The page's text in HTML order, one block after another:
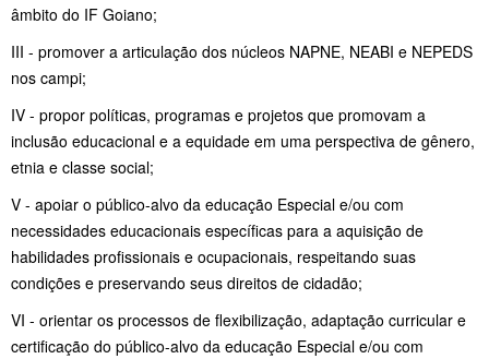
âmbito do IF Goiano;
III - promover a articulação dos núcleos NAPNE, NEABI e NEPEDS
nos campi;
IV - propor políticas, programas e projetos que promovam a
inclusão educacional e a equidade em uma perspectiva de gênero,
etnia e classe social;
V - apoiar o público-alvo da educação Especial e/ou com
necessidades educacionais específicas para a aquisição de
habilidades profissionais e ocupacionais, respeitando suas
condições e preservando seus direitos de cidadão;
VI - orientar os processos de flexibilização, adaptação curricular e
certificação do público-alvo da educação Especial e/ou com